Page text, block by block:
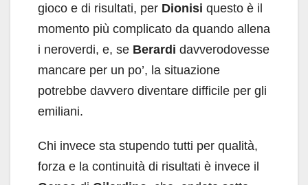
gioco e di risultati, per Dionisi questo è il
momento più complicato da quando allena
i neroverdi, e, se Berardi davverodovesse
mancare per un po’, la situazione
potrebbe davvero diventare difficile per gli
emiliani.
Chi invece sta stupendo tutti per qualità,
forza e la continuità di risultati è invece il